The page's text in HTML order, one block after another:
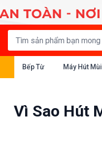
Bếp Từ Máy Hút Mùi
Vì Sao Hút